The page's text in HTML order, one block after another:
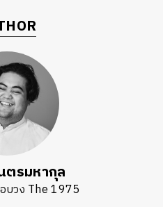
รมหากุล
บวง The 1975